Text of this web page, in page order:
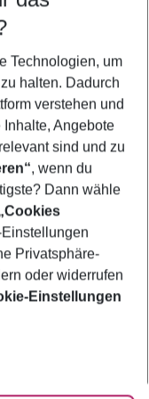
Technologien, um
halten. Dadurch
verstehen und
Angebote
sind und zu
, wenn du
Dann wähle
Privatsphäre-
oder widerrufen
Einstellungen